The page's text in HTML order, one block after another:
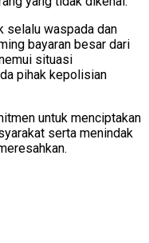
selalu waspada dan
bayaran besar dari
situasi
pihak kepolisian
untuk menciptakan
serta menindak